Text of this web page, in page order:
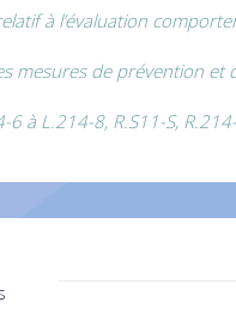
à l’évaluation
mesures de prévention
à L.214-8, R.S11-S,